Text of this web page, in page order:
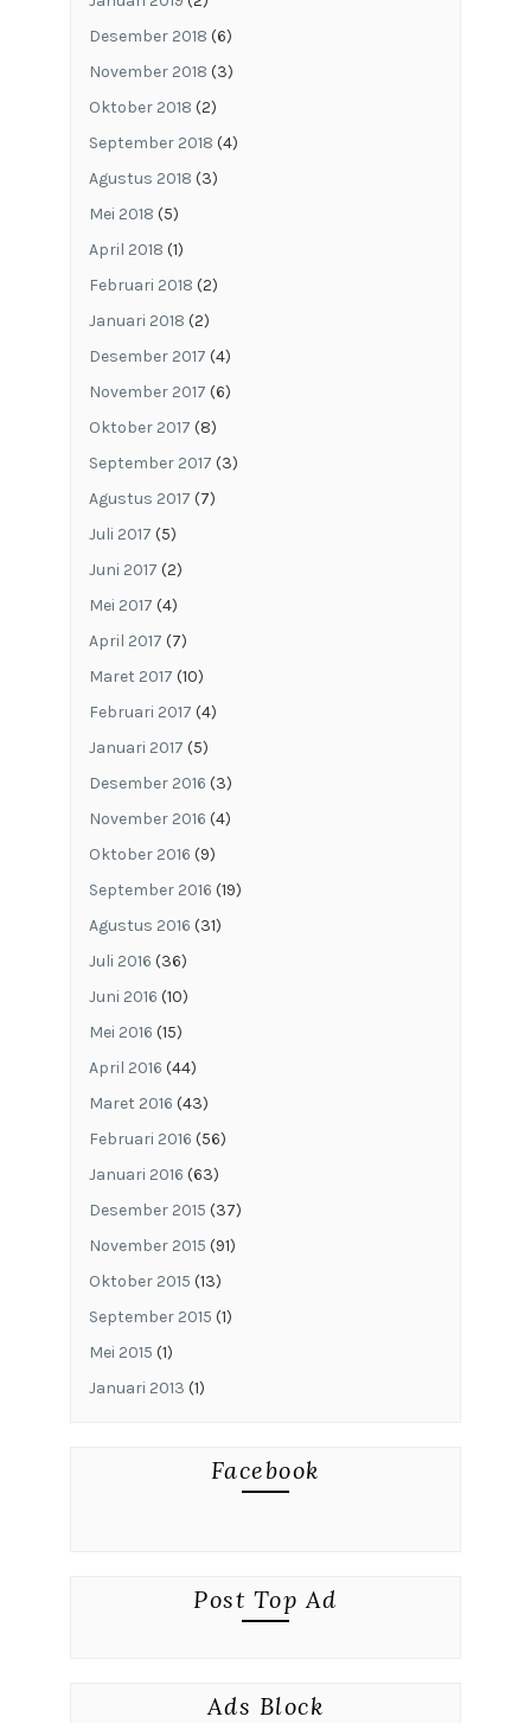
Desember 2018 (6)
November 2018 (3)
Oktober 2018 (2)
September 2018 (4)
Agustus 2018 (3)
Mei 2018 (5)
April 2018 (1)
Februari 2018 (2)
Januari 2018 (2)
Desember 2017 (4)
November 2017 (6)
Oktober 2017 (8)
September 2017 (3)
Agustus 2017 (7)
Juli 2017 (5)
Juni 2017 (2)
Mei 2017 (4)
April 2017 (7)
Maret 2017 (10)
Februari 2017 (4)
Januari 2017 (5)
Desember 2016 (3)
November 2016 (4)
Oktober 2016 (9)
September 2016 (19)
Agustus 2016 (31)
Juli 2016 (36)
Juni 2016 (10)
Mei 2016 (15)
April 2016 (44)
Maret 2016 (43)
Februari 2016 (56)
Januari 2016 (63)
Desember 2015 (37)
November 2015 (91)
Oktober 2015 (13)
September 2015 (1)
Mei 2015 (1)
Januari 2013 (1)
Facebook
Post Top Ad
Ads Block